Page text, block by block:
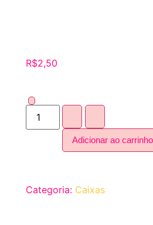
R$2,50
Adicionar ao carrinho
Categoria: Caixas